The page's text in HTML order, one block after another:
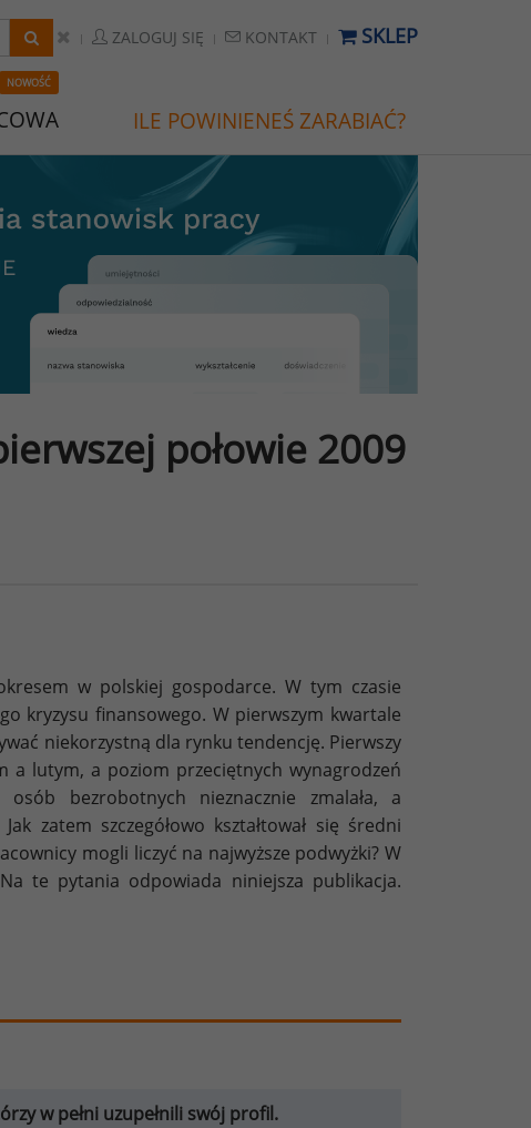
ZALOGUJ SIĘ KONTAKT SKLEP
NOWOŚĆ
ILE POWINIENEŚ ZARABIAĆ?
połowie 2009
w polskiej gospodarce. W tym czasie
kryzysu finansowego. W pierwszym kwartale
niekorzystną dla rynku tendencję. Pierwszy
a lutym, a poziom przeciętnych wynagrodzeń
bezrobotnych nieznacznie zmalała, a
zatem szczegółowo kształtował się średni
mogli liczyć na najwyższe podwyżki? W
te pytania odpowiada niniejsza publikacja.
w pełni uzupełnili swój profil.